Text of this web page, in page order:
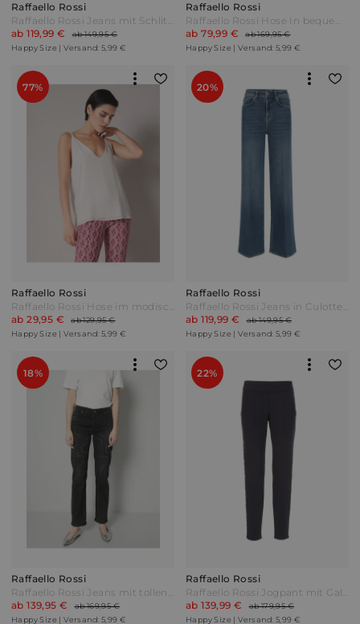
Raffaello Rossi
Raffaello Rossi Jeans mit Schlitz und Strassteinchen am Saum Dunkelgrau
ab 119,99 €
ab 149,95 €
Happy Size | Versand: 5,99 €
Raffaello Rossi
Raffaello Rossi Hose In bequemer Schlupfform Koralle Rot
ab 79,99 €
ab 169,95 €
Happy Size | Versand: 5,99 €
77%
Raffaello Rossi
Raffaello Rossi Hose im modischen Druckdessin Rot/Pink/Rosé
ab 29,95 €
ab 129,95 €
Happy Size | Versand: 5,99 €
20%
Raffaello Rossi
Raffaello Rossi Jeans in Culotte-Form Blau
ab 119,99 €
ab 149,95 €
Happy Size | Versand: 5,99 €
18%
Raffaello Rossi
Raffaello Rossi Jeans mit tollen Details Black Denim Schwarz
ab 139,95 €
ab 169,95 €
Happy Size | Versand: 5,99 €
22%
Raffaello Rossi
Raffaello Rossi Jogpant mit Galonstreifen Schwarz
ab 139,99 €
ab 179,95 €
Happy Size | Versand: 5,99 €